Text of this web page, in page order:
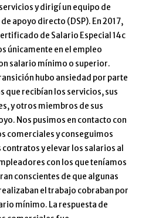
y dirigí un equipo de
apoyo directo (DSP). En 2017,
de Salario Especial 14c
únicamente en el empleo
salario mínimo o superior.
hubo ansiedad por parte
que recibían los servicios, sus
y otros miembros de sus
Nos pusimos en contacto con
comerciales y conseguimos
y elevar los salarios al
con los que teníamos
conscientes de que algunas
el trabajo cobraban por
mínimo. La respuesta de